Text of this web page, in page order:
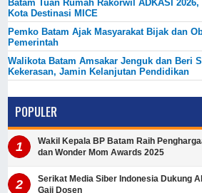
Batam Tuan Rumah Rakorwil ADKASI
Kota Destinasi MICE
Pemko Batam Ajak Masyarakat Bijak dan
Pemerintah
Walikota Batam Amsakar Jenguk dan Beri
Kekerasan, Jamin Kelanjutan Pendidikan
POPULER
Wakil Kepala BP Batam Raih
dan Wonder Mom Awards 2025
Serikat Media Siber Indonesia Dukung
Gaji Dosen